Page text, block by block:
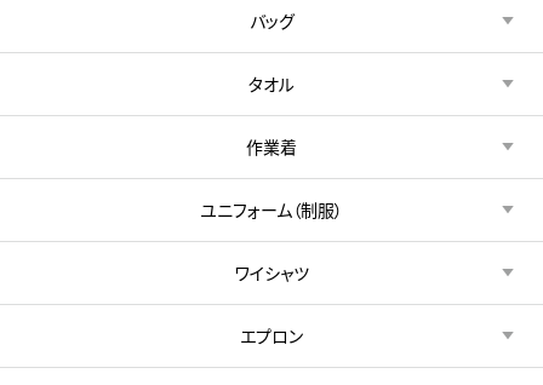
バッグ
タオル
作業着
ユニフォーム（制服）
ワイシャツ
エプロン